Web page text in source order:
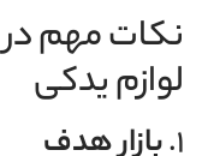
نکات مهم
لوازم یدکی
1. بازار هدف